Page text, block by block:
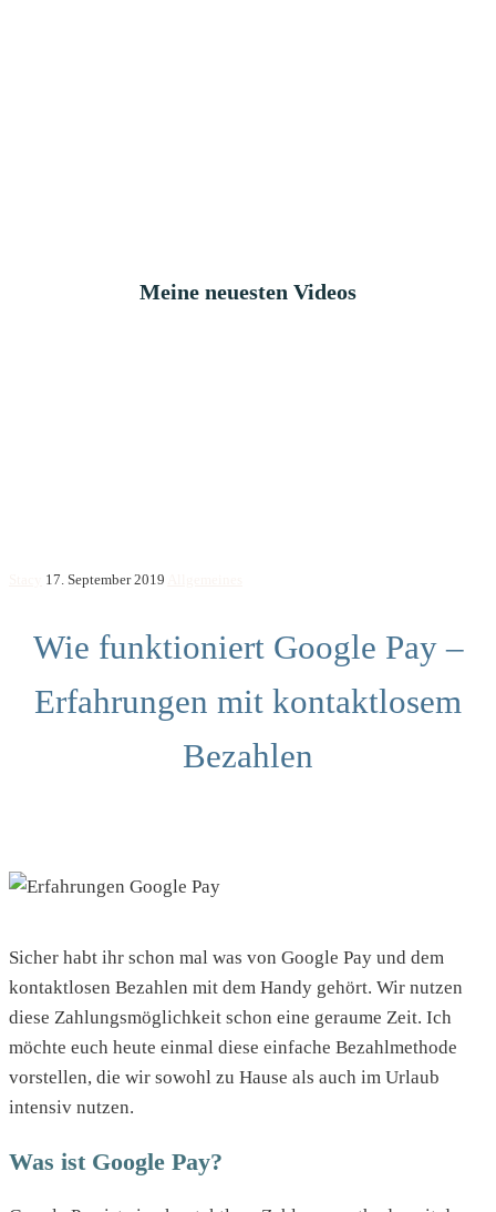
Meine neuesten Videos
17. September 2019
Wie funktioniert Google Pay –
Erfahrungen mit kontaktlosem
Bezahlen
Sicher habt ihr schon mal was von Google Pay und dem
kontaktlosen Bezahlen mit dem Handy gehört. Wir nutzen
diese Zahlungsmöglichkeit schon eine geraume Zeit. Ich
möchte euch heute einmal diese einfache Bezahlmethode
vorstellen, die wir sowohl zu Hause als auch im Urlaub
intensiv nutzen.
Was ist Google Pay?